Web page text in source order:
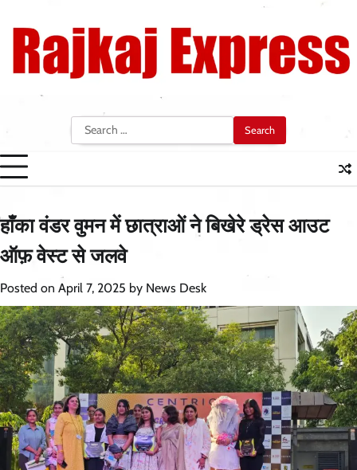
content
Search
for:
हाँका वंडर वुमन में छात्राओं ने बिखेरे ड्रेस आउट
ऑफ़ वेस्ट से जलवे
Posted on April 7, 2025 by News Desk